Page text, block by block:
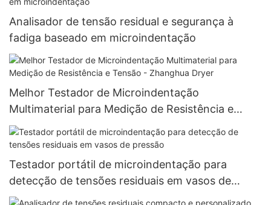
Analisador de tensão residual e segurança à
fadiga baseado em microindentação
Melhor Testador de Microindentação
Multimaterial para Medição de Resistência e
Tensão - Zhanghua Dryer
Testador portátil de microindentação para
detecção de tensões residuais em vasos de
pressão